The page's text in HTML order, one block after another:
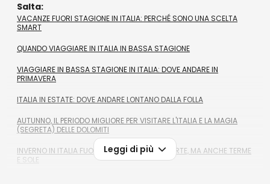
Salta:
VACANZE FUORI STAGIONE IN ITALIA: PERCHÉ SONO UNA SCELTA
SMART
QUANDO VIAGGIARE IN ITALIA IN BASSA STAGIONE
VIAGGIARE IN BASSA STAGIONE IN ITALIA: DOVE ANDARE IN
PRIMAVERA
ITALIA IN ESTATE: DOVE ANDARE LONTANO DALLA FOLLA
AUTUNNO, IL PERIODO MIGLIORE PER VISITARE L'ITALIA E LA MAGIA
(SEGRETA) DELLE DOLOMITI
INVERNO IN ITALIA FUORI STAGIONE: CITTÀ D'ARTE, MA ANCHE TERME
E SOLE
Leggi di più